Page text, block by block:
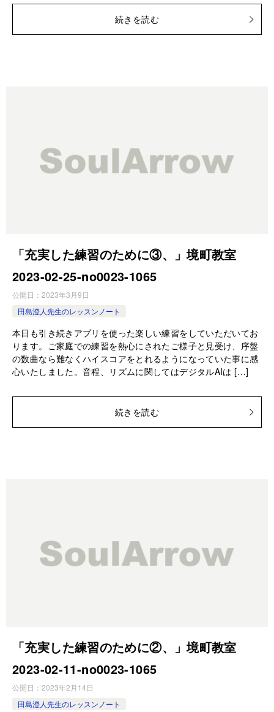
続きを読む
「充実した練習のために③、」境町教室
2023-02-25-­no0023-­1065
公開日： 2023年3月9日
田島澄人先生のレッスンノート
本日も引き続きアプリを使った楽しい練習をしていただいてお
ります。ご家庭での練習を熱心にされたご様子と見受け、序盤
の数曲なら難なくハイスコアをとれるようになっていた事に感
心いたしました。音程、リズムに関してはデジタルAIは […]
続きを読む
「充実した練習のために②、」境町教室
2023-02-11-­no0023-­1065
公開日： 2023年2月14日
田島澄人先生のレッスンノート